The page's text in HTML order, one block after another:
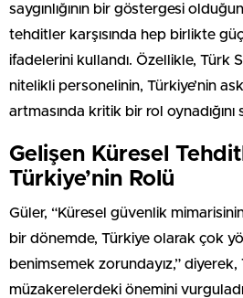
saygınlığının bir göstergesi
tehditler karşısında hep birlikte
ifadelerini kullandı. Özellikle, Türk
nitelikli personelinin, Türkiye’nin
artmasında kritik bir rol oynadığını
Gelişen Küresel
Türkiye’nin Rolü
Güler, “Küresel güvenlik
bir dönemde, Türkiye olarak çok
benimsemek zorundayız,” diyerek,
müzakerelerdeki önemini